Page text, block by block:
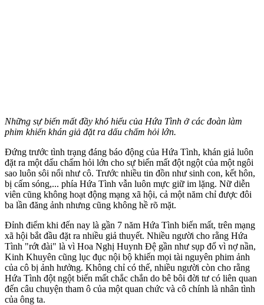
Những sự biến mất đầy khó hiểu của Hứa Tình ở các đoàn làm
phim khiến khán giả đặt ra dấu chấm hỏi lớn.
Đứng trước tình trạng đáng báo động của Hứa Tình, khán giả luôn
đặt ra một dấu chấm hỏi lớn cho sự biến mất đột ngột của một ngôi
sao luôn sôi nổi như cô. Trước nhiều tin đồn như sinh con, kết hôn,
bị cấm sóng,... phía Hứa Tình vẫn luôn mực giữ im lặng. Nữ diễn
viên cũng không hoạt động mạng xã hội, cả một năm chỉ được đôi
ba lần đăng ảnh nhưng cũng không hề rõ mặt.
Đỉnh điểm khi đến nay là gần 7 năm Hứa Tình biến mất, trên mạng
xã hội bắt đầu đặt ra nhiều giả thuyết. Nhiều người cho rằng Hứa
Tình "rớt đài" là vì Hoa Nghị Huynh Đệ gần như sụp đổ vì nợ nần,
Kinh Khuyên cũng lục đục nội bộ khiến mọi tài nguyên phim ảnh
của cô bị ảnh hưởng. Không chỉ có thế, nhiều người còn cho rằng
Hứa Tình đột ngột biến mất chắc chắn do bê bôi đời tư có liên quan
đến câu chuyện tham ô của một quan chức và cô chính là nhân tình
của ông ta.